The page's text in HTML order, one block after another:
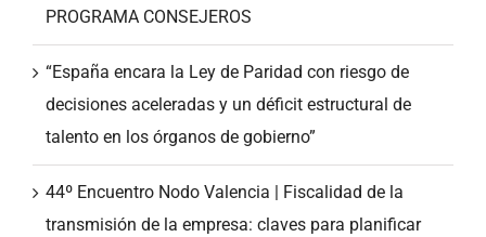
PROGRAMA CONSEJEROS
“España encara la Ley de Paridad con riesgo de
decisiones aceleradas y un déficit estructural de
talento en los órganos de gobierno”
44º Encuentro Nodo Valencia | Fiscalidad de la
transmisión de la empresa: claves para planificar